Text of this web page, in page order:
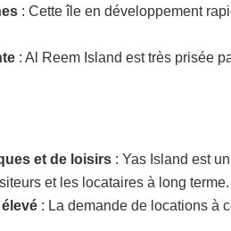
: Cette île en développement
: Al Reem Island est très prisée
et de loisirs : Yas Island est
et les locataires à long terme.
: La demande de locations à